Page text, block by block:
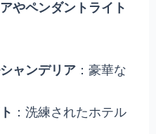
やペンダントライト
ャンデリア：豪華な
：洗練されたホテル